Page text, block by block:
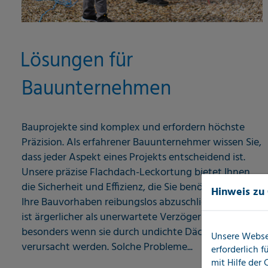
Lösungen für
Bauunternehmen
Bauprojekte sind komplex und erfordern höchste
Präzision. Als erfahrener Bauunternehmer wissen Sie,
dass jeder Aspekt eines Projekts entscheidend ist.
Unsere präzise Flachdach-Leckortung bietet Ihnen
die Sicherheit und Effizienz, die Sie benötigen, um
Ihre Bauvorhaben reibungslos abzuschließen. Nichts
ist ärgerlicher als unerwartete Verzögerungen,
besonders wenn sie durch undichte Dächer
verursacht werden. Solche Probleme...
Hinweis zu
Unsere
erforderlich
mit Hilfe der